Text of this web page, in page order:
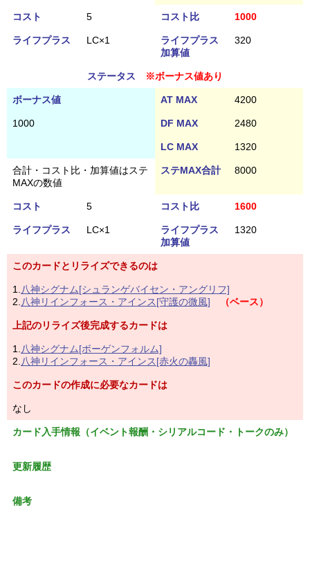
コスト 5 コスト比 1000
ライフプラス LC×1
ライフプラス
加算値
320
ステータス ※ボーナス値あり
ボーナス値 AT MAX 4200
1000 DF MAX 2480
LC MAX 1320
合計・コスト比・加算値はステ
MAXの数値
ステMAX合計 8000
コスト 5 コスト比 1600
ライフプラス LC×1
ライフプラス
加算値
1320
このカードとリライズできるのは
1. 八神シグナム[シュランゲバイセン・アングリフ]
2. 八神リインフォース・アインス[守護の微風] （ベース）
上記のリライズ後完成するカードは
1. 八神シグナム[ボーゲンフォルム]
2. 八神リインフォース・アインス[赤火の轟風]
このカードの作成に必要なカードは
なし
カード入手情報（イベント報酬・シリアルコード・トークのみ）
更新履歴
備考